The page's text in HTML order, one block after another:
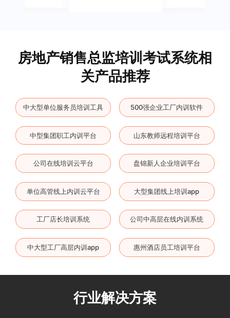
房地产销售总监培训考试系统相
关产品推荐
中大型单位服务员培训工具 500强企业工厂内训软件
中型集团职工内训平台 山东教师远程培训平台
公司在线培训云平台 盘锦新人企业培训平台
单位高管线上内训云平台 大型集团线上培训app
工厂店长培训系统 公司中高层在线内训系统
中大型工厂高层内训app 惠州酒店员工培训平台
行业解决方案